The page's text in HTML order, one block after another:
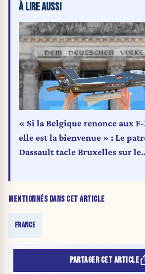
MENTIONNÉS DANS CET ARTICLE
FRANCE
À LIRE AUSSI
« Si la Belgique renonce aux F-
elle est la bienvenue » : Le
Dassault tacle Bruxelles sur le
PARTAGER CET ARTICLE